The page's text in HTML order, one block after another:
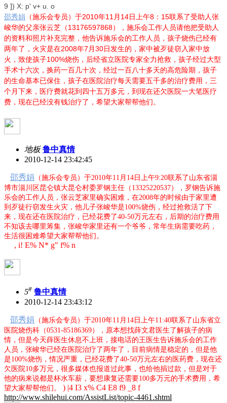
9 ]) X: p' v+ u. o
邵秀娟 （施乐会专员）于2010年11 月 14 日 上午8 ： 15联系了受助人张
峻华的父亲张云芝（ 13176597868），施乐会工作人员请他把受助人
的资料和照片补充完整，他告诉施乐会的工作人员，孩子烧伤已经有
两年了，火灾是在2008年7 月 30 日 发生的，家中被歹徒窃入家中放
火，致使孩子100%烧伤，后经省立医院专家全力抢救，孩子经过大型
手术十六次，换药一百几十次，经过一百八十多天的高危险期，孩子
的生命基本已保住，孩子在医院治疗每天需要五千多的治疗费用，三
个月下来，医疗费就花到四十五万多元，到现在还欠医院一大笔医疗
费，现在已经没有钱治疗了，希望大家帮帮他们。
地板 鲁中真情
2010-12-14 23:42:45
邵秀娟 （施乐会专员）于2010年11 月 14 日 上午9:20联系了山东省淄
博市淄川区昆仑镇大昆仑村委罗钢主任（ 13325220537），罗钢告诉施
乐会的工作人员，张云芝家里确实困难，在2008年的时候由于家里遭
到歹徒行窃发生火灾，他儿子张峻华是100%烧伤，经过抢救活了下
来，现在还在医院治疗，已经花费了40-50万元左右，后期的治疗费用
不知该去哪里筹集，张峻华家里还有一个爷爷，常年生病需要吃药，
生活很困难希望大家帮帮他们。
, i! E% N* g" f% n
5# 鲁中真情
2010-12-14 23:43:12
邵秀娟 （施乐会专员）于2010年11 月 14 日 上午11:40联系了山东省立
医院烧伤科（0531-85186369），原本想找薛文君医生了解孩子的病
情，但是今天薛医生休息不上班，接电话的王医生告诉施乐会的工作
人员，张峻华已经在医院治疗了两年了，目前病情是稳定的，但是他
是100%烧伤，情况严重，已经花费了40-50万元左右的医药费，现在还
欠医院10多万元，很多媒体也报道过此事，也给他捐过款，但是对于
他的病来说都是杯水车薪，要想康复还需要100多万元的手术费用，希
望大家帮帮他们。
) |4 I3 x% C4 E8 f9 _8 f
http://www.shilehui.com/AssistList/topic-4461.shtml